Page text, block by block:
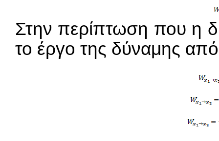
Στην περίπτωση που η
το έργο της δύναμης